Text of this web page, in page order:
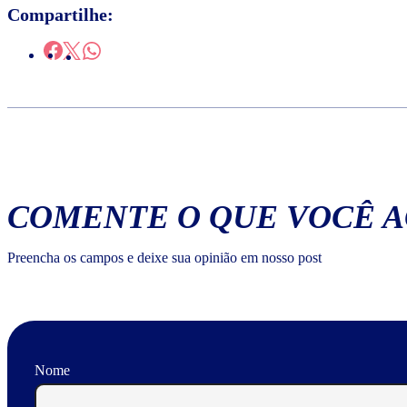
Compartilhe:
COMENTE O QUE VOCÊ
Preencha os campos e deixe sua opinião em nosso post
Nome